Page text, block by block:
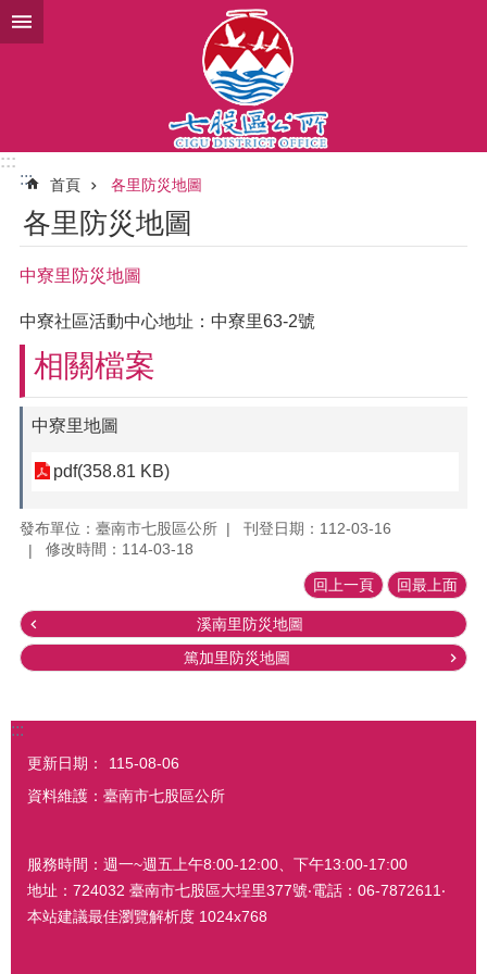
跳到主要內容區塊
:::
:::
首頁 各里防災地圖
各里防災地圖
中寮里防災地圖
中寮社區活動中心地址：中寮里63-2號
相關檔案
中寮里地圖
pdf(358.81 KB)
發布單位：臺南市七股區公所
刊登日期：112-03-16
修改時間：114-03-18
回上一頁 回最上面
溪南里防災地圖
篤加里防災地圖
:::
更新日期：
115-08-06
資料維護：臺南市七股區公所
服務時間：週一~週五上午8:00-12:00、下午13:00-17:00
地址：724032 臺南市七股區大埕里377號‧電話：06-7872611‧
本站建議最佳瀏覽解析度 1024x768